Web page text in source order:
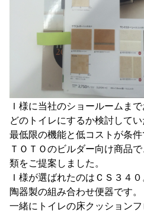
Ｉ様に当社のショールームまで
どのトイレにするか検討してい
最低限の機能と低コストが条件
ＴＯＴＯのビルダー向け商品
類をご提案しました。
Ｉ様が選ばれたのはＣＳ３４０
陶器製の組み合わせ便器です。
一緒にトイレの床クッション